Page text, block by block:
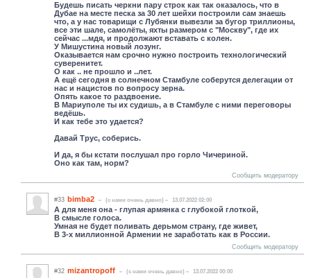
Будешь писать черкни пару строк как так оказалось, что в
Дубае на месте песка за 30 лет шейхи построили сам знаешь
что, а у нас товарищи с Лубянки вывезли за бугор триллионы,
все эти шале, самолёты, яхты размером с "Москву", где их
сейчас ...мдя, и продолжают вставать с колен.
У Мишустина новый лозунг.
Оказывается нам срочно нужно построить технологический
суверенитет.
О как .. не прошло и ..лет.
А ещё сегодня в солнечном Стамбуле соберутся делегации от
нас и нацистов по вопросу зерна.
Опять какое то раздвоение.
В Мариуполе ты их судишь, а в Стамбуле с ними переговоры
ведёшь.
И как тебе это удается?
Давай Трус, соберись.
И да, я бы кстати послушал про горло Чичериной.
Оно как там, норм?
Сообщить модератору
#33 bimba2 (c нами очень давно) 13.07.2022 02:00
А для меня она - глупая армянка с глубокой глоткой,
В смысле голоса.
Умная не будет поливать дерьмом страну, где живет,
В 3-х миллионной Армении не заработать как в России.
Сообщить модератору
#32 mizantropoff (c нами очень давно) 13.07.2022 00:00